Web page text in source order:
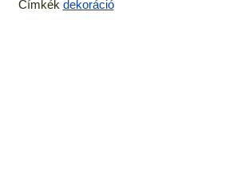
Címkék dekoráció